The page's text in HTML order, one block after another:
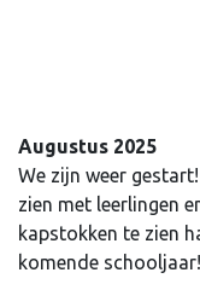
Augustus 2025
We zijn weer
zien met leerlingen
kapstokken te zien
komende schooljaar!